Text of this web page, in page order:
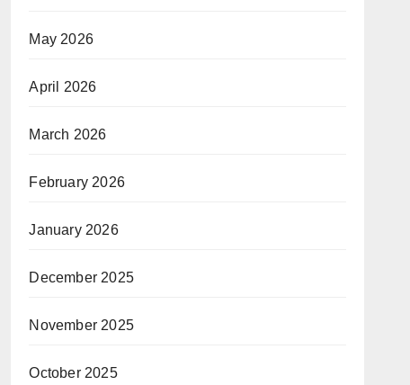
May 2026
April 2026
March 2026
February 2026
January 2026
December 2025
November 2025
October 2025